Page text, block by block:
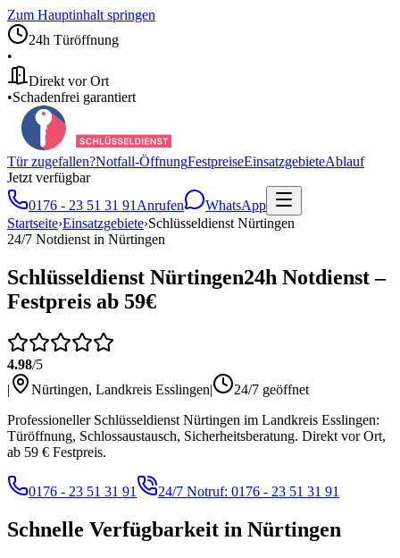
Zum Hauptinhalt springen
24h Türöffnung
•
Direkt vor Ort
•Schadenfrei garantiert
Tür zugefallen?Notfall-ÖffnungFestpreiseEinsatzgebieteAblauf
Jetzt verfügbar
0176 - 23 51 31 91 Anrufen
WhatsApp
Startseite›Einsatzgebiete›Schlüsseldienst Nürtingen
24/7 Notdienst in Nürtingen
Schlüsseldienst Nürtingen24h Notdienst –
Festpreis ab 59€
4.98/5
|
Nürtingen, Landkreis Esslingen|
24/7 geöffnet
Professioneller Schlüsseldienst Nürtingen im Landkreis Esslingen:
Türöffnung, Schlossaustausch, Sicherheitsberatung. Direkt vor Ort,
ab 59 € Festpreis.
0176 - 23 51 31 91 24/7 Notruf: 0176 - 23 51 31 91
Schnelle Verfügbarkeit in Nürtingen